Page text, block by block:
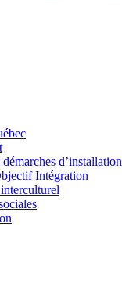
d’installation
Intégration